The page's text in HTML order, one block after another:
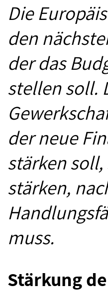
Die
den
der das
stellen soll.
der neue
stärken
stärken,
muss.
Stärkung